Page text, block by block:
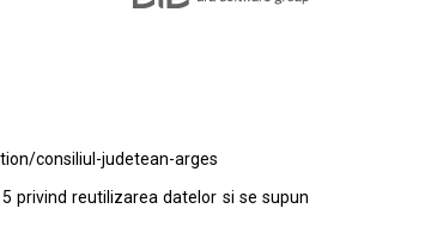
consiliul-judetean-arges
privind reutilizarea datelor si se supun